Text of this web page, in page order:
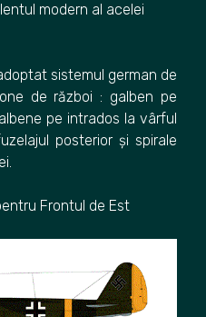
modern al acelei
sistemul german de
de război : galben pe
pe intrados la vârful
posterior și spirale
Frontul de Est